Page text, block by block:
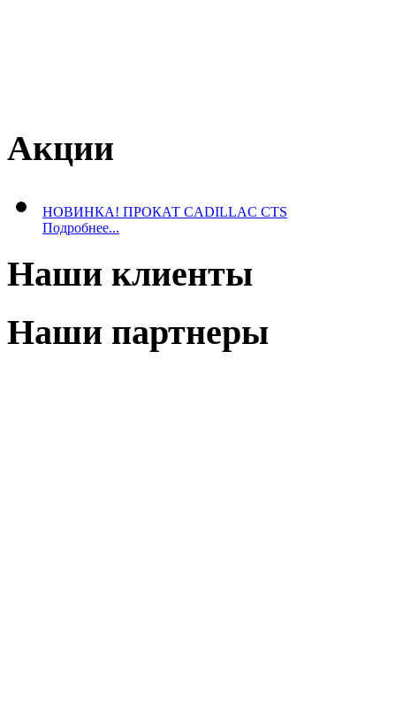
Акции
НОВИНКА! ПРОКАТ CADILLAC CTS
Подробнее...
Наши клиенты
Наши партнеры